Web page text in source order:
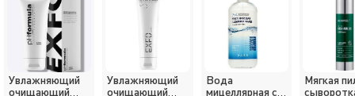
Увлажняющий
очищающий
Увлажняющий
очищающий
Вода
мицеллярная с
Мягкая